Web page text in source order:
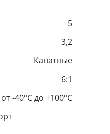
5
3,2
Канатные
6:1
от -40°C до +100°C